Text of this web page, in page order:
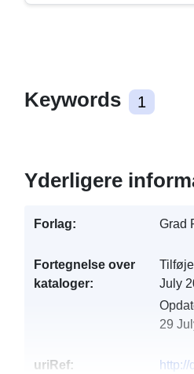
Keywords 1
Yderligere
Forlag: Grad
Fortegnelse over
kataloger:
July
29
uriRef: